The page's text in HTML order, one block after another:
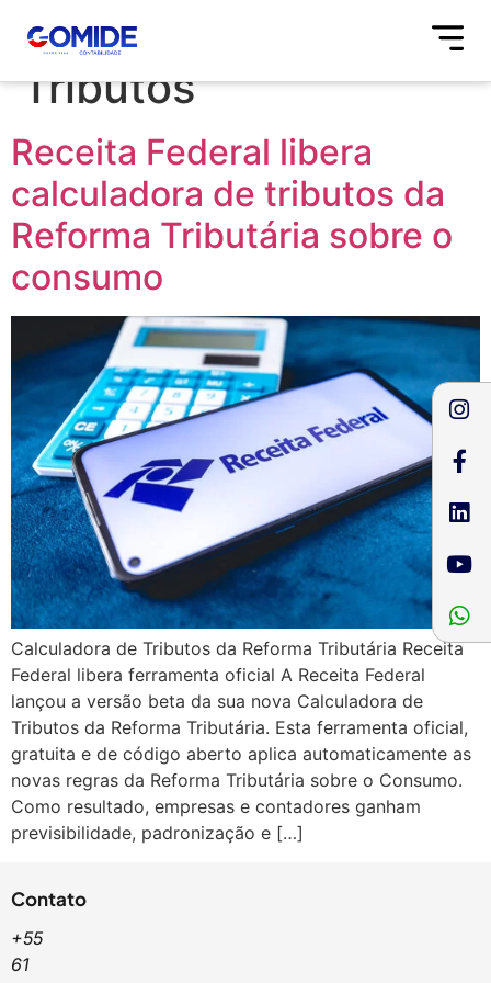
Tag:alculadora de
Tributos
Receita Federal libera
calculadora de tributos da
Reforma Tributária sobre o
consumo
Calculadora de Tributos da Reforma Tributária Receita
Federal libera ferramenta oficial A Receita Federal
lançou a versão beta da sua nova Calculadora de
Tributos da Reforma Tributária. Esta ferramenta oficial,
gratuita e de código aberto aplica automaticamente as
novas regras da Reforma Tributária sobre o Consumo.
Como resultado, empresas e contadores ganham
previsibilidade, padronização e […]
Contato
+55
61